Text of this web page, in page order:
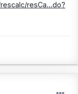
resCa...do?